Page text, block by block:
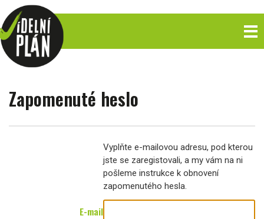
Zapomenuté heslo
Vyplňte e-mailovou adresu, pod kterou
jste se zaregistovali, a my vám na ni
pošleme instrukce k obnovení
zapomenutého hesla.
E-mail